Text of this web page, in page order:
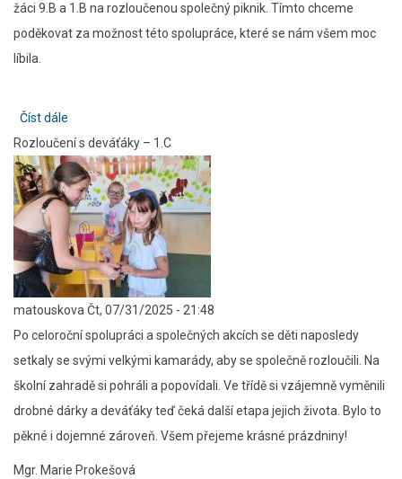
žáci 9.B a 1.B na rozloučenou společný piknik. Tímto chceme
poděkovat za možnost této spolupráce, které se nám všem moc
líbila.
Číst dále
Spolupráce
1.B
a
9.B
Rozloučení s deváťáky – 1.C
matouskova Čt, 07/31/2025 - 21:48
Po celoroční spolupráci a společných akcích se děti naposledy
setkaly se svými velkými kamarády, aby se společně rozloučili. Na
školní zahradě si pohráli a popovídali. Ve třídě si vzájemně vyměnili
drobné dárky a deváťáky teď čeká další etapa jejich života. Bylo to
pěkné i dojemné zároveň. Všem přejeme krásné prázdniny!
Mgr. Marie Prokešová